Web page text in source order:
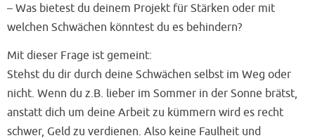
– Was bietest du deinem Projekt für Stärken oder mit
welchen Schwächen könntest du es behindern?
Mit dieser Frage ist gemeint:
Stehst du dir durch deine Schwächen selbst im Weg oder
nicht. Wenn du z.B. lieber im Sommer in der Sonne brätst,
anstatt dich um deine Arbeit zu kümmern wird es recht
schwer, Geld zu verdienen. Also keine Faulheit und